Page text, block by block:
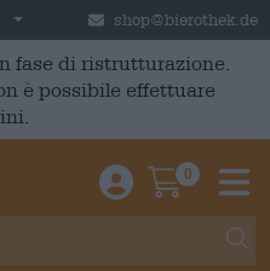
Italia shop@bierothek.de
fase di ristrutturazione.
è possibile effettuare
Einloggen /
0